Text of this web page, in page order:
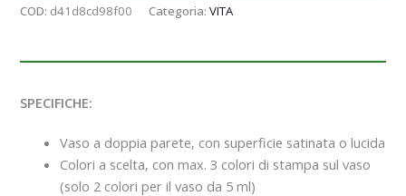
COD: d41d8cd98f00 Categoria:VITA
SPECIFICHE:
Vaso a doppia parete, con superficie satinata o lucida
Colori a scelta, con max. 3 colori di stampa sul vaso
(solo 2 colori per il vaso da 5 ml)